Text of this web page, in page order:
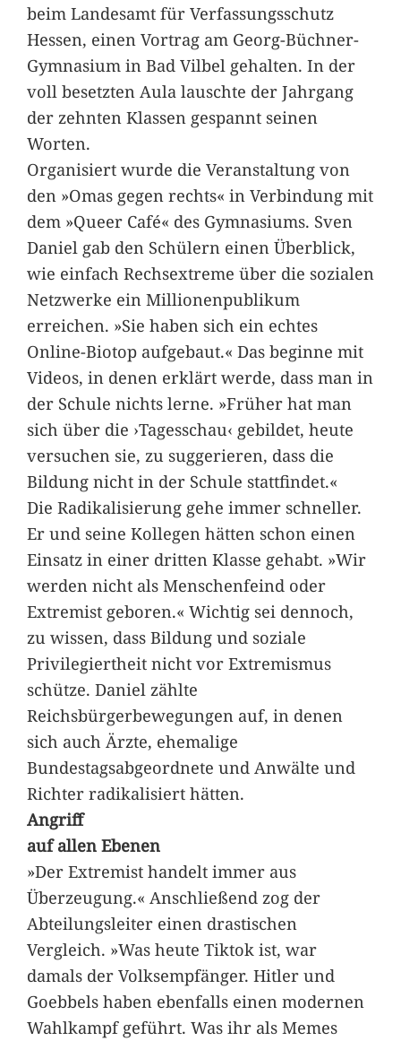
beim Landesamt für Verfassungsschutz
Hessen, einen Vortrag am Georg-Büchner-
Gymnasium in Bad Vilbel gehalten. In der
voll besetzten Aula lauschte der Jahrgang
der zehnten Klassen gespannt seinen
Worten.
Organisiert wurde die Veranstaltung von
den »Omas gegen rechts« in Verbindung mit
dem »Queer Café« des Gymnasiums. Sven
Daniel gab den Schülern einen Überblick,
wie einfach Rechsextreme über die sozialen
Netzwerke ein Millionenpublikum
erreichen. »Sie haben sich ein echtes
Online-Biotop aufgebaut.« Das beginne mit
Videos, in denen erklärt werde, dass man in
der Schule nichts lerne. »Früher hat man
sich über die ›Tagesschau‹ gebildet, heute
versuchen sie, zu suggerieren, dass die
Bildung nicht in der Schule stattfindet.«
Die Radikalisierung gehe immer schneller.
Er und seine Kollegen hätten schon einen
Einsatz in einer dritten Klasse gehabt. »Wir
werden nicht als Menschenfeind oder
Extremist geboren.« Wichtig sei dennoch,
zu wissen, dass Bildung und soziale
Privilegiertheit nicht vor Extremismus
schütze. Daniel zählte
Reichsbürgerbewegungen auf, in denen
sich auch Ärzte, ehemalige
Bundestagsabgeordnete und Anwälte und
Richter radikalisiert hätten.
Angriff
auf allen Ebenen
»Der Extremist handelt immer aus
Überzeugung.« Anschließend zog der
Abteilungsleiter einen drastischen
Vergleich. »Was heute Tiktok ist, war
damals der Volksempfänger. Hitler und
Goebbels haben ebenfalls einen modernen
Wahlkampf geführt. Was ihr als Memes